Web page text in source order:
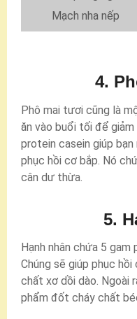
Mạch nha nếp
4.
Phô mai tươi cũng là
ăn vào buổi tối để
protein casein giúp bạn
phục hồi cơ bắp. Nó
cân dư thừa.
5.
Hạnh nhân chứa 5
Chúng sẽ giúp phục
chất xơ dồi dào. Ngoài
phẩm đốt cháy chất